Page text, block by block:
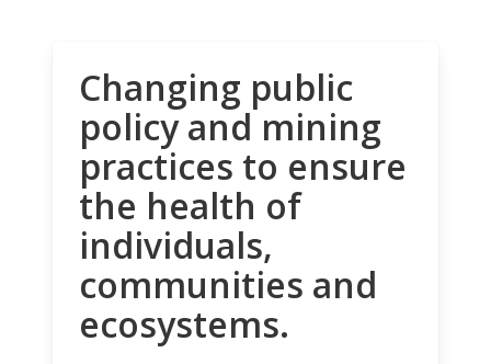
Changing public
policy and mining
practices to ensure
the health of
individuals,
communities and
ecosystems.